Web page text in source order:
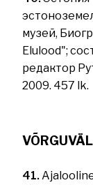
музей,
Elulood";
редактор
2009. 457 lk.
41.